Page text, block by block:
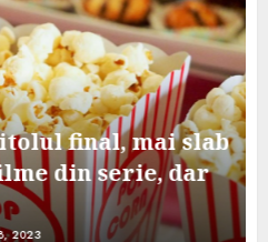
final, mai slab
din serie, dar
2023